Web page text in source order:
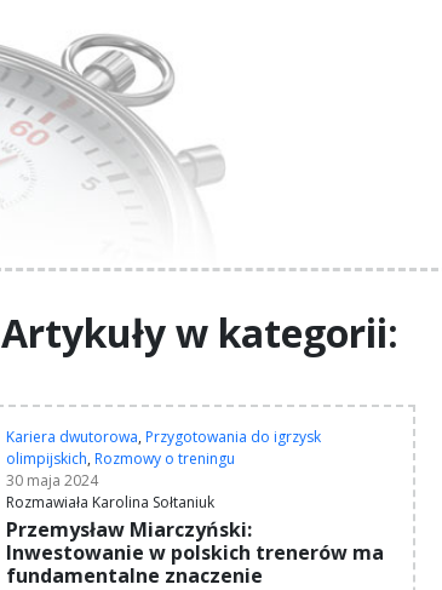
Artykuły w kategorii:
Kariera dwutorowa, Przygotowania do igrzysk
olimpijskich, Rozmowy o treningu
30 maja 2024
Rozmawiała Karolina Sołtaniuk
Przemysław Miarczyński:
Inwestowanie w polskich trenerów ma
fundamentalne znaczenie